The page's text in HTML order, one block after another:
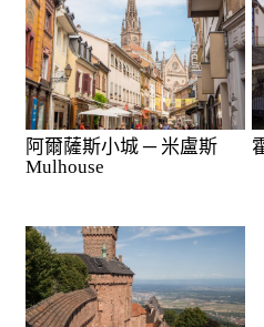
阿爾薩斯小城 ─ 米盧斯
Mulhouse